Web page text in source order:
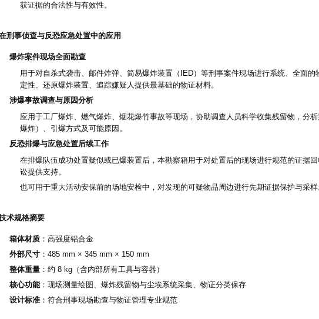
获证据的合法性与有效性。
刑事侦查与反恐应急处置中的应用
爆炸案件现场全面勘查
用于对自杀式袭击、邮件炸弹、简易爆炸装置（IED）等刑事案件现场进行系统、全面
定性、还原爆炸装置、追踪嫌疑人提供最基础的物证材料。
涉爆事故调查与原因分析
应用于工厂爆炸、燃气爆炸、烟花爆竹事故等现场，协助调查人员科学收集残留物，分
爆炸）、引爆方式及可能原因。
反恐排爆与应急处置后续工作
在排爆队伍成功处置疑似或已爆装置后，本勘察箱用于对处置后的现场进行规范的证据
讼提供支持。
也可用于重大活动安保前的场地安检中，对发现的可疑物品周边进行先期证据保护与采样
术规格摘要
箱体材质 ：高强度铝合金
外部尺寸 ：485 mm × 345 mm × 150 mm
整体重量 ：约 8 kg（含内部所有工具与容器）
核心功能：现场测量绘图、爆炸残留物与尘埃系统采集、物证分类保存
设计标准 ：符合刑事现场勘查与物证管理专业规范